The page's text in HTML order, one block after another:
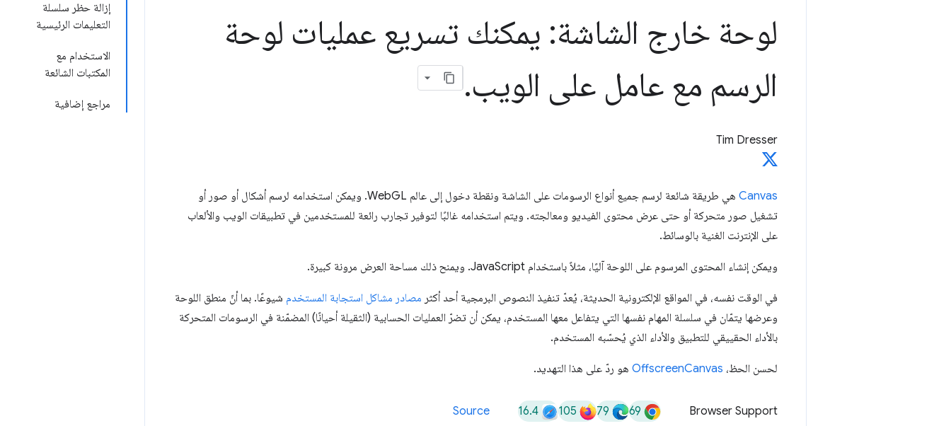
إزالة حظر سلسلة
التعليمات الرئيسية
الاستخدام مع
المكتبات الشائعة
مراجع إضافية
لوحة خارج الشاشة: يمكنك تسريع عمليات لوحة
الرسم مع عامل على الويب.
Tim Dresser
Canvas
هي طريقة شائعة لرسم جميع أنواع الرسومات على الشاشة ونقطة دخول إلى عالم WebGL. ويمكن استخدامه لرسم أشكال أو صور أو
تشغيل صور متحركة أو حتى عرض محتوى الفيديو ومعالجته. ويتم استخدامه غالبًا لتوفير تجارب رائعة للمستخدمين في تطبيقات الويب والألعاب
على الإنترنت الغنية بالوسائط.
ويمكن إنشاء المحتوى المرسوم على اللوحة آليًا، مثلاً باستخدام JavaScript. ويمنح ذلك مساحة العرض مرونة كبيرة.
في الوقت نفسه، في المواقع الإلكترونية الحديثة، يُعدّ تنفيذ النصوص البرمجية أحد أكثر مصادر مشاكل استجابة المستخدم شيوعًا. بما أنّ منطق اللوحة
وعرضها يتمّان في سلسلة المهام نفسها التي يتفاعل معها المستخدم، يمكن أن تضرّ العمليات الحسابية (الثقيلة أحيانًا) المضمّنة في الرسومات المتحركة
بالأداء الحقييقي للتطبيق والأداء الذي يُحسّبه المستخدم.
لحسن الحظ، OffscreenCanvas هو ردّ على هذا التهديد.
Browser Support
69
79
105
16.4
Source